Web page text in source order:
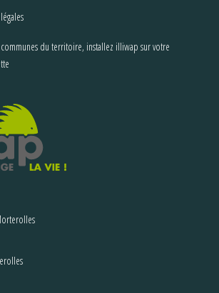
du territoire, installez illiwap sur votre